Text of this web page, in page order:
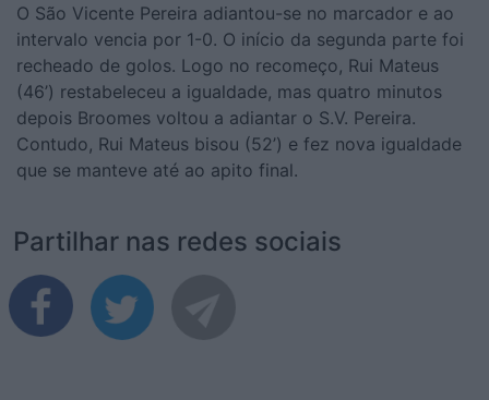
O São Vicente Pereira adiantou-se no marcador e ao
intervalo vencia por 1-0. O início da segunda parte foi
recheado de golos. Logo no recomeço, Rui Mateus
(46’) restabeleceu a igualdade, mas quatro minutos
depois Broomes voltou a adiantar o S.V. Pereira.
Contudo, Rui Mateus bisou (52’) e fez nova igualdade
que se manteve até ao apito final.
Partilhar nas redes sociais